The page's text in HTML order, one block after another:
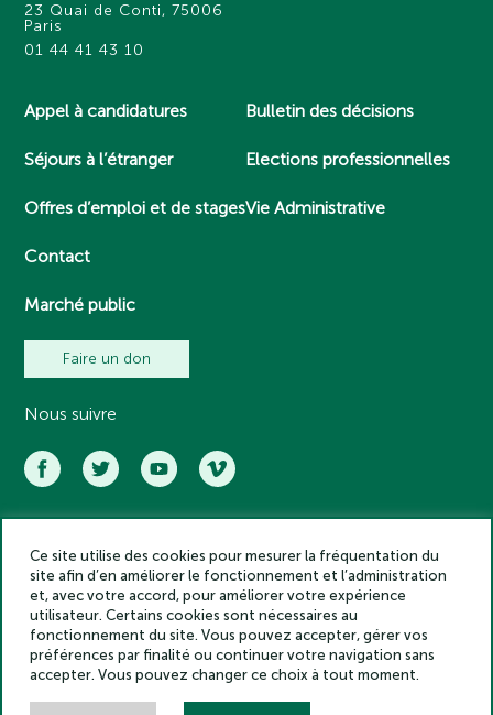
23 Quai de Conti, 75006
Paris
01 44 41 43 10
Appel à candidatures
Séjours à l’étranger
Offres d’emploi et de stages
Contact
Marché public
Bulletin des décisions
Elections professionnelles
Vie Administrative
Faire un don
Nous suivre
Académie des inscriptions et belles lettres – Tous droits réservés
2025
Politique de confidentialité
Mentions légales
Crédits
Gestion des cookies
Ce site utilise des cookies pour mesurer la fréquentation du
site afin d’en améliorer le fonctionnement et l’administration
et, avec votre accord, pour améliorer votre expérience
utilisateur. Certains cookies sont nécessaires au
fonctionnement du site. Vous pouvez accepter, gérer vos
préférences par finalité ou continuer votre navigation sans
accepter. Vous pouvez changer ce choix à tout moment.